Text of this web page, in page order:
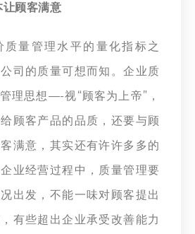
顾客满意
质量管理水平的量化指标之
司的质量可想而知。企业质
理思想—-视“顾客为上帝”，
顾客产品的品质，还要与顾
满意，其实还有许许多多的
业经营过程中，质量管理要
出发，不能一味对顾客提出
有些超出企业承受改善能力